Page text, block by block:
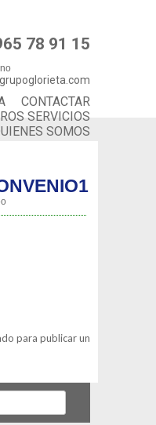
78 91 15
CONTACTAR
SERVICIOS
SOMOS
para publicar un